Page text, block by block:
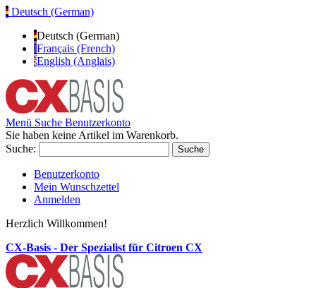
Deutsch (German)
Deutsch (German)
Français (French)
English (Anglais)
Menü Suche Benutzerkonto
Sie haben keine Artikel im Warenkorb.
Suche:
Suche
Benutzerkonto
Mein Wunschzettel
Anmelden
Herzlich Willkommen!
CX-Basis - Der Spezialist für Citroen CX